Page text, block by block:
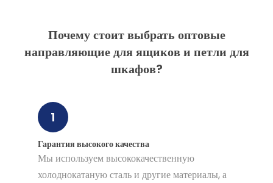
Почему стоит выбрать оптовые
направляющие для ящиков и петли для
шкафов?
1
Гарантия высокого качества
Мы используем высококачественную
холоднокатаную сталь и другие материалы, а